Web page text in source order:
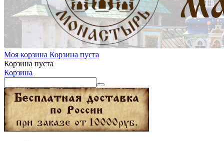
Моя корзина Корзина пуста
Корзина пуста
Корзина